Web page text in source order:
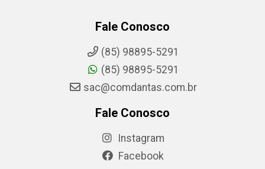
Fale Conosco
(85) 98895-5291
(85) 98895-5291
sac@comdantas.com.br
Fale Conosco
Instagram
Facebook